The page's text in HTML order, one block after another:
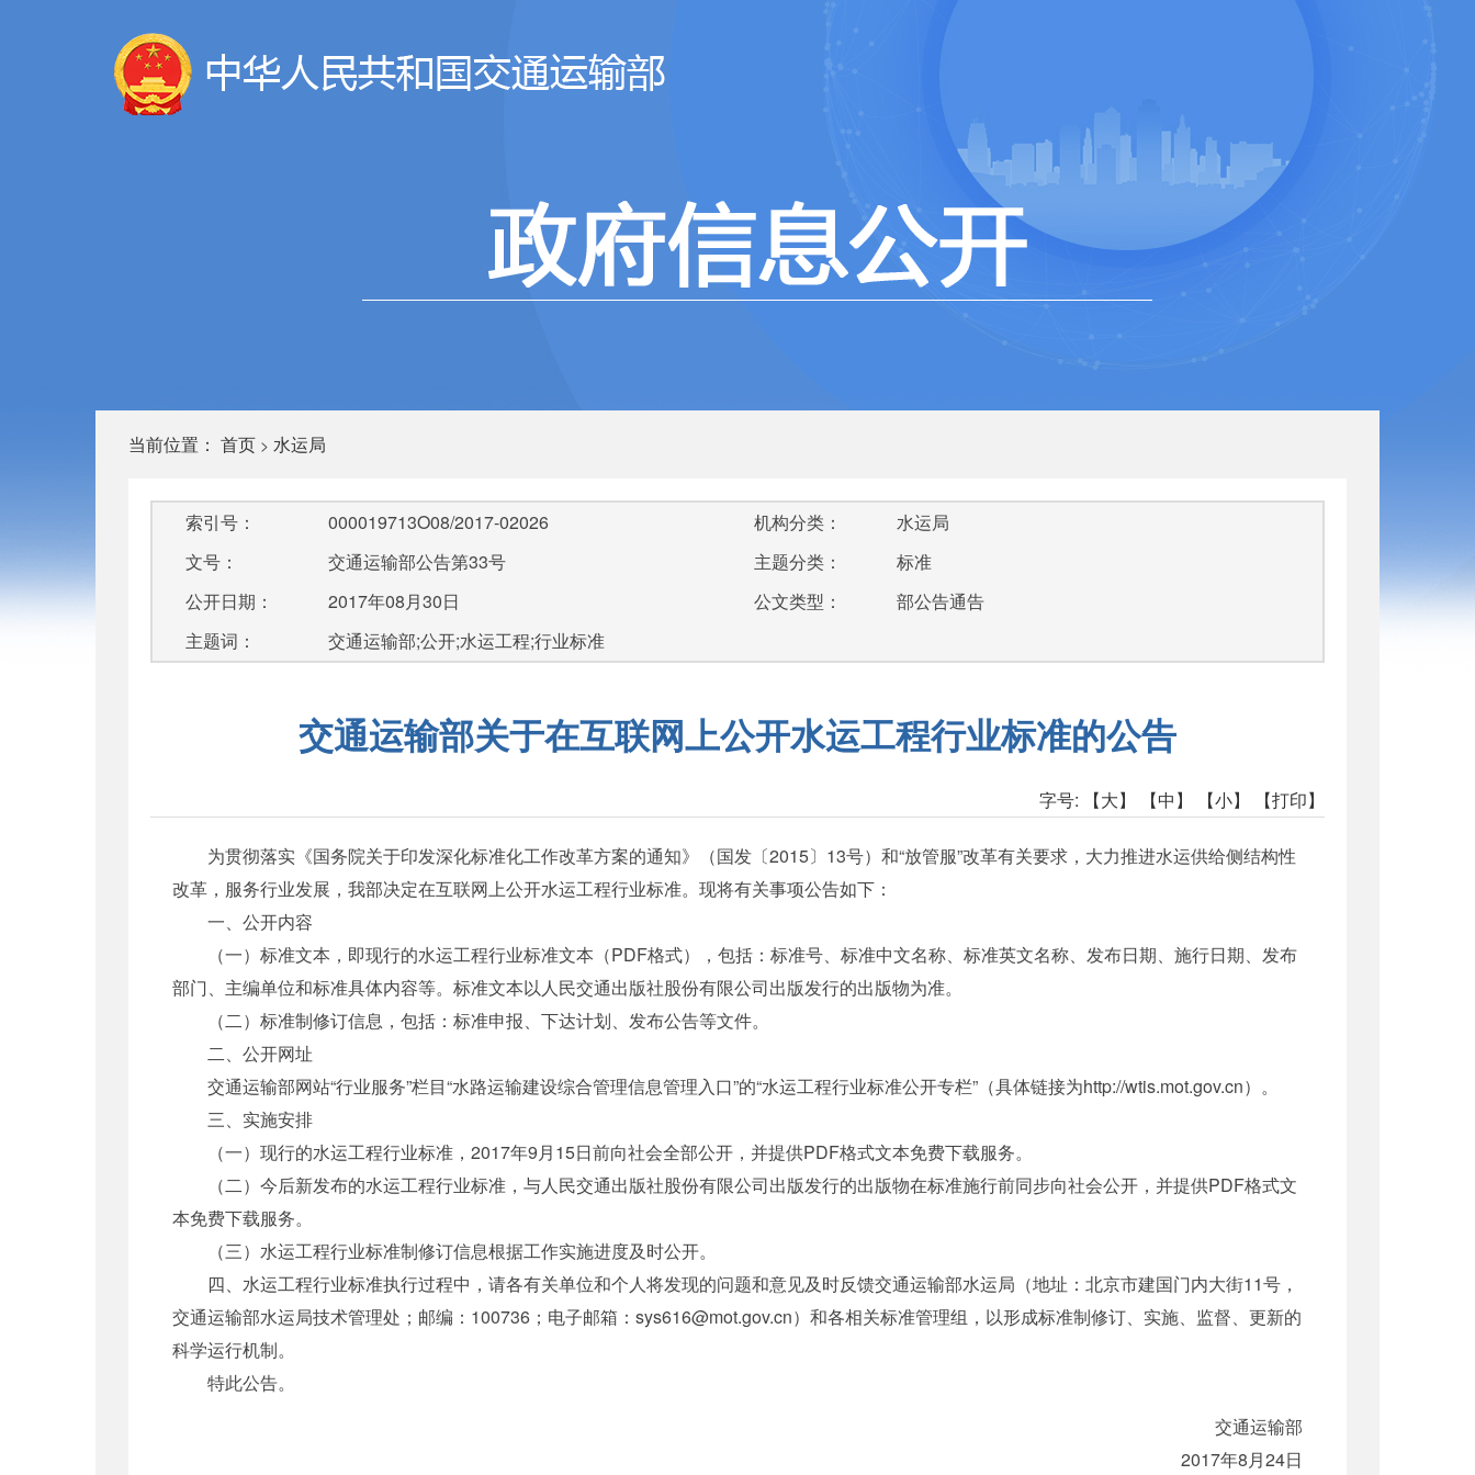
当前位置： 首页 > 水运局
索引号：
000019713O08/2017-02026
文号：
交通运输部公告第33号
公开日期：
2017年08月30日
主题词：
交通运输部;公开;水运工程;行业标准
机构分类：
水运局
主题分类：
标准
公文类型：
部公告通告
交通运输部关于在互联网上公开水运工程行业标准的公告
字号: 【大】 【中】 【小】 【打印】
为贯彻落实《国务院关于印发深化标准化工作改革方案的通知》（国发〔2015〕13号）和“放管服”改革有关要求，大力推进水运供给侧结构性
改革，服务行业发展，我部决定在互联网上公开水运工程行业标准。现将有关事项公告如下：
一、公开内容
（一）标准文本，即现行的水运工程行业标准文本（PDF格式），包括：标准号、标准中文名称、标准英文名称、发布日期、施行日期、发布
部门、主编单位和标准具体内容等。标准文本以人民交通出版社股份有限公司出版发行的出版物为准。
（二）标准制修订信息，包括：标准申报、下达计划、发布公告等文件。
二、公开网址
交通运输部网站“行业服务”栏目“水路运输建设综合管理信息管理入口”的“水运工程行业标准公开专栏”（具体链接为http://wtis.mot.gov.cn）。
三、实施安排
（一）现行的水运工程行业标准，2017年9月15日前向社会全部公开，并提供PDF格式文本免费下载服务。
（二）今后新发布的水运工程行业标准，与人民交通出版社股份有限公司出版发行的出版物在标准施行前同步向社会公开，并提供PDF格式文
本免费下载服务。
（三）水运工程行业标准制修订信息根据工作实施进度及时公开。
四、水运工程行业标准执行过程中，请各有关单位和个人将发现的问题和意见及时反馈交通运输部水运局（地址：北京市建国门内大街11号，
交通运输部水运局技术管理处；邮编：100736；电子邮箱：sys616@mot.gov.cn）和各相关标准管理组，以形成标准制修订、实施、监督、更新的
科学运行机制。
特此公告。
交通运输部
2017年8月24日